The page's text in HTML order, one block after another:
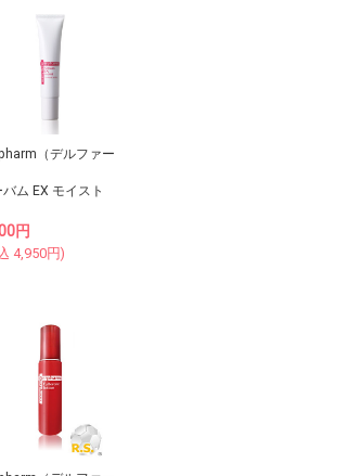
（デルファー
バム EX モイスト
円
4,950円)